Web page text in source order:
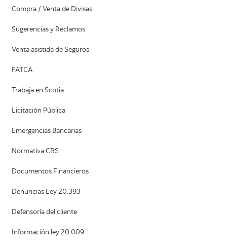
Compra / Venta de Divisas
Sugerencias y Reclamos
Venta asistida de Seguros
FATCA
Trabaja en Scotia
Licitación Pública
Emergencias Bancarias
Normativa CRS
Documentos Financieros
Denuncias Ley 20.393
Defensoría del cliente
Información ley 20.009